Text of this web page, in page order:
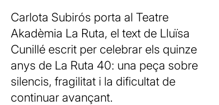
Carlota Subirós porta al Teatre
Akadèmia La Ruta, el text de Lluïsa
Cunillé escrit per celebrar els quinze
anys de La Ruta 40: una peça sobre
silencis, fragilitat i la dificultat de
continuar avançant.